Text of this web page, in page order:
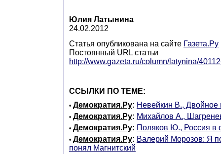
Юлия Латынина
24.02.2012
Статья опубликована на сайте Газета.Ру
Постоянный URL статьи
http://www.gazeta.ru/column/latynina/
ССЫЛКИ ПО ТЕМЕ:
• Демократия.Ру: Невейкин В., Двойное
• Демократия.Ру: Михайлов А.,
• Демократия.Ру: Поляков Ю., Россия в
• Демократия.Ру: Валерий Морозов: Я
понял Магнитский